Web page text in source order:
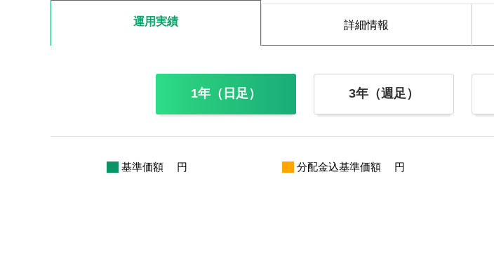
運用実績 詳細情報
1年（日足） 3年（週足）
基準価額 円 分配金込基準価額 円